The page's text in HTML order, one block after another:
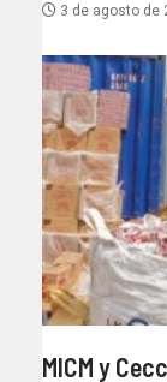
3 de agosto de
MICM y